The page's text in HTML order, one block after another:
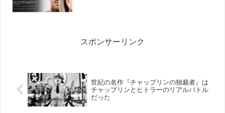
スポンサーリンク
世紀の名作『チャップリンの独裁者』は
チャップリンとヒトラーのリアルバトル
だった